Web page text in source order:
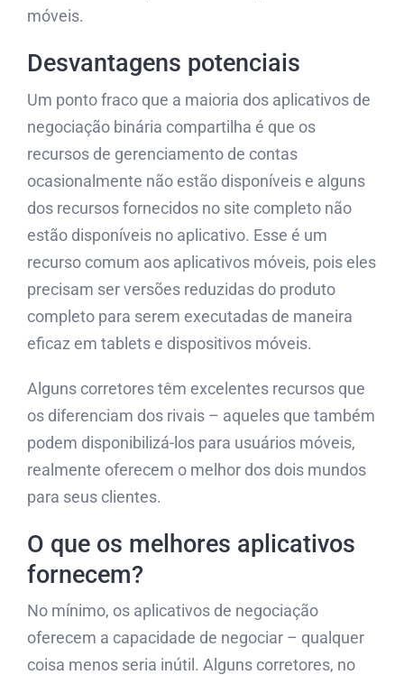
móveis.
Desvantagens potenciais
Um ponto fraco que a maioria dos aplicativos de
negociação binária compartilha é que os
recursos de gerenciamento de contas
ocasionalmente não estão disponíveis e alguns
dos recursos fornecidos no site completo não
estão disponíveis no aplicativo. Esse é um
recurso comum aos aplicativos móveis, pois eles
precisam ser versões reduzidas do produto
completo para serem executadas de maneira
eficaz em tablets e dispositivos móveis.
Alguns corretores têm excelentes recursos que
os diferenciam dos rivais – aqueles que também
podem disponibilizá-los para usuários móveis,
realmente oferecem o melhor dos dois mundos
para seus clientes.
O que os melhores aplicativos
fornecem?
No mínimo, os aplicativos de negociação
oferecem a capacidade de negociar – qualquer
coisa menos seria inútil. Alguns corretores, no